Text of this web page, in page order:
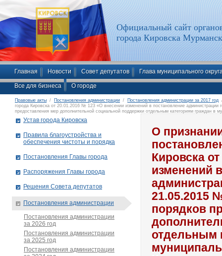
Официальный сайт
города Кировска
Главная Новости Совет депутатов Глава муниципального
Все для бизнеса О городе
Правовые акты / Постановления администрации / Постановления администрации за 2017 год
города Кировска от 20.01.2016 № 123 «О внесении изменений в постановление
предоставления мер дополнительной социальной поддержки отдельным категориям граждан в
территорией»
О
Кировска
изменений
21.05.2015
порядков
отдельным
Устав города Кировска
Правила благоустройства и
обеспечения чистоты и порядка
Постановления Главы города
Распоряжения Главы города
Решения Совета депутатов
Постановления администрации
Постановления администрации
за 2026 год
Постановления администрации
за 2025 год
Постановления администрации